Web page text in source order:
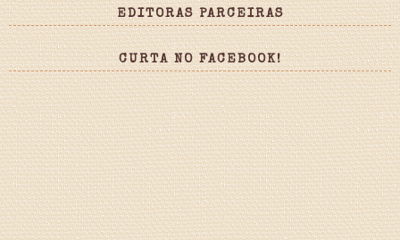
EDITORAS PARCEIRAS
CURTA NO FACEBOOK!